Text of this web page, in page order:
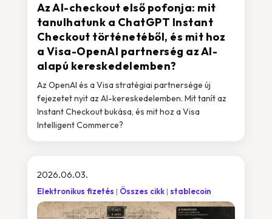
Az AI-checkout első pofonja: mit
tanulhatunk a ChatGPT Instant
Checkout történetéből, és mit hoz
a Visa-OpenAI partnerség az AI-
alapú kereskedelemben?
Az OpenAI és a Visa stratégiai partnersége új
fejezetet nyit az AI-kereskedelemben. Mit tanít az
Instant Checkout bukása, és mit hoz a Visa
Intelligent Commerce?
2026.06.03.
Elektronikus fizetés Összes cikk stablecoin